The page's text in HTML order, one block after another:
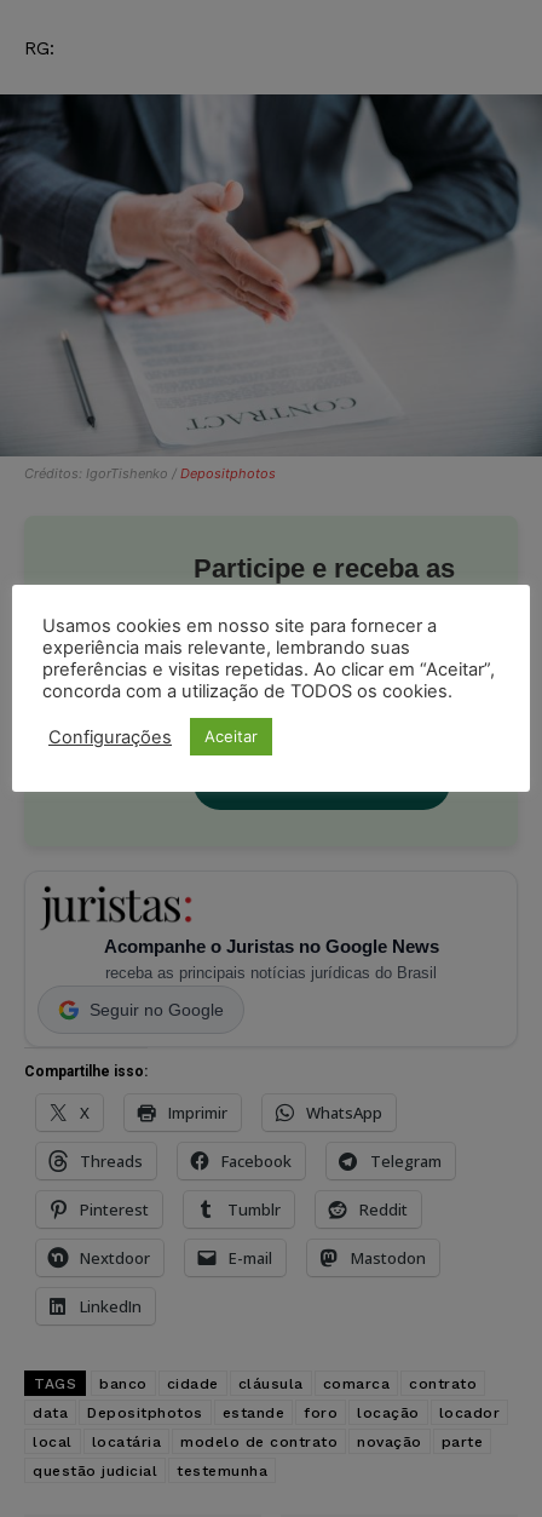
RG:
Créditos: IgorTishenko / Depositphotos
Participe e receba as
Portal Juristas.
Ao entrar você está ciente e de acordo
com ostermos de usoe privacidade
do Whatsapp.
Acompanhe o Juristas no Google News
receba as principais notícias jurídicas do Brasil
Seguir no Google
Compartilhe isso:
X Imprimir WhatsApp
Threads Facebook Telegram
Pinterest Tumblr Reddit
Nextdoor E-mail Mastodon
LinkedIn
TAGS banco cidade cláusula comarca
contrato
data
Depositphotos estande foro locação
locador
local
locatária modelo de contrato novação
parte
questão judicial
testemunha
Usamos cookies em nosso site para fornecer a
experiência mais relevante, lembrando suas
preferências e visitas repetidas. Ao clicar em “Aceitar”,
concorda com a utilização de TODOS os cookies.
Configurações Aceitar